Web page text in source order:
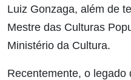
Luiz Gonzaga, além de
Mestre das Culturas
Ministério da Cultura.
Recentemente, o